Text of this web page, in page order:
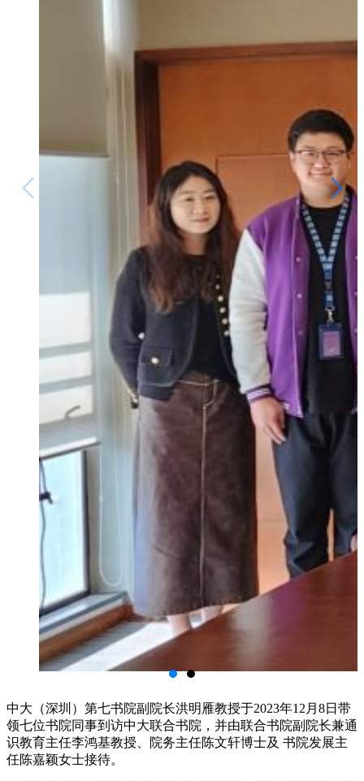
中大（深圳）第七书院副院长洪明雁教授于2023年12月8日带
领七位书院同事到访中大联合书院，并由联合书院副院长兼通
识教育主任李鸿基教授、院务主任陈文轩博士及 书院发展主
任陈嘉颖女士接待。